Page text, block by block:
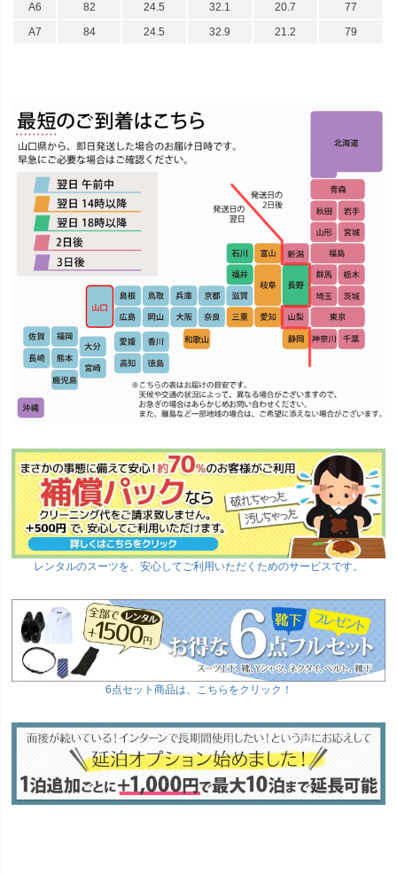
A6
82 24.5 32.1 20.7
77
A7
84 24.5 32.9 21.2 79
レンタルのスーツを、安心してご利用いただくためのサービスです。
6点セット商品は、こちらをクリック！